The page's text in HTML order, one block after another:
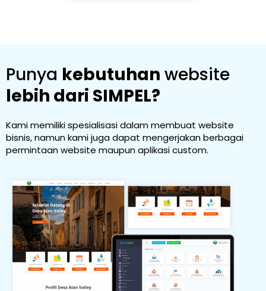
Punya kebutuhan website
lebih dari SIMPEL?
Kami memiliki spesialisasi dalam membuat website
bisnis, namun kami juga dapat mengerjakan berbagai
permintaan website maupun aplikasi custom.